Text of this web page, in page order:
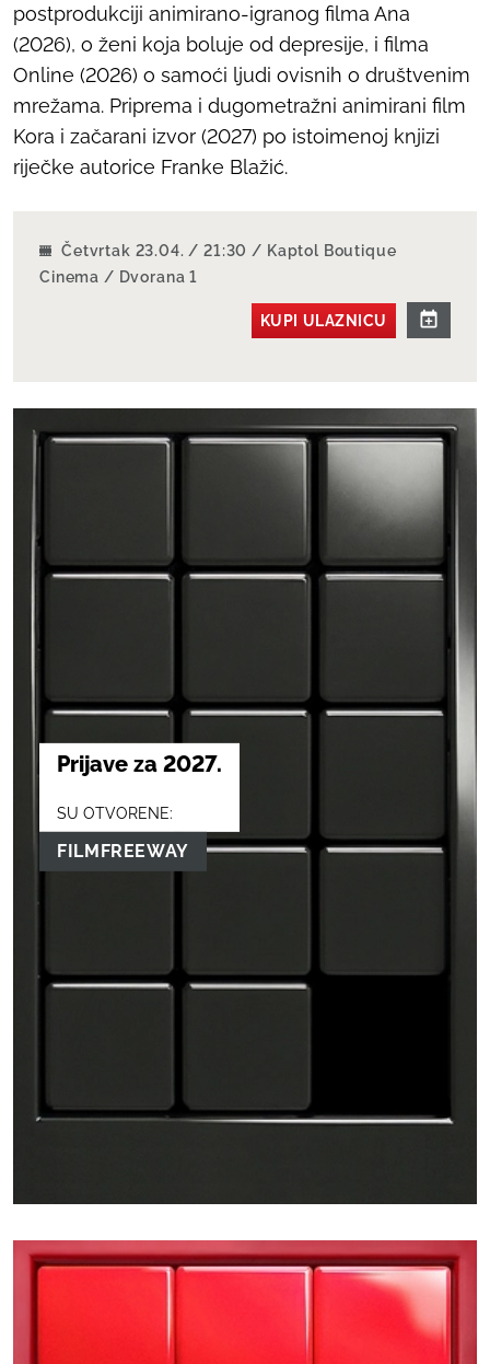
postprodukciji animirano-igranog filma Ana
(2026), o ženi koja boluje od depresije, i filma
Online (2026) o samoći ljudi ovisnih o društvenim
mrežama. Priprema i dugometražni animirani film
Kora i začarani izvor (2027) po istoimenoj knjizi
riječke autorice Franke Blažić.
Četvrtak 23.04. / 21:30 / Kaptol Boutique
Cinema / Dvorana 1
KUPI ULAZNICU
Prijave za 2027.
SU OTVORENE:
FILMFREEWAY